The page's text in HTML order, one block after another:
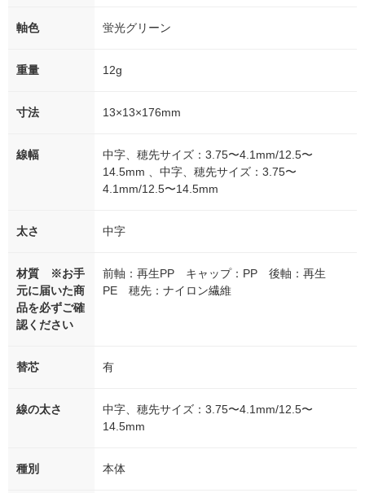
軸色 蛍光グリーン
重量 12g
寸法 13×13×176mm
線幅
中字、穂先サイズ：3.75〜4.1mm/12.5〜
14.5mm 、中字、穂先サイズ：3.75〜
4.1mm/12.5〜14.5mm
太さ 中字
材質 ※お手
元に届いた商
品を必ずご確
認ください
前軸：再生PP キャップ：PP 後軸：再生
PE 穂先：ナイロン繊維
替芯 有
線の太さ
中字、穂先サイズ：3.75〜4.1mm/12.5〜
14.5mm
種別 本体